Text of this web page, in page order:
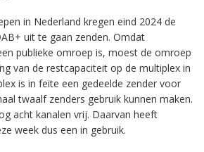
in Nederland kregen eind 2024 de
uit te gaan zenden. Omdat
publieke omroep is, moest de omroep
van de restcapaciteit op de multiplex in
is in feite een gedeelde zender voor
twaalf zenders gebruik kunnen maken.
acht kanalen vrij. Daarvan heeft
week dus een in gebruik.